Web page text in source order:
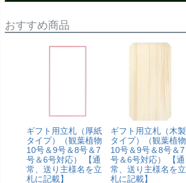
おすすめ商品
ギフト用立札（厚紙
タイプ）（観葉植物
10号＆9号＆8号＆7
号＆6号対応） 【通
常、送り主様名を立
札に記載】
ギフト用立札（木製
タイプ）（観葉植物
10号＆9号＆8号＆7
号＆6号対応） 【通
常、送り主様名を立
札に記載】